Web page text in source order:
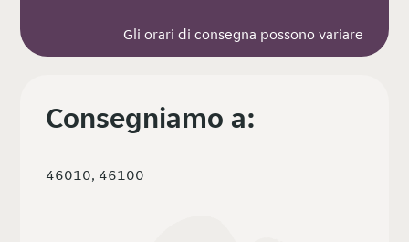
Gli orari di consegna possono variare
Consegniamo a:
46010, 46100